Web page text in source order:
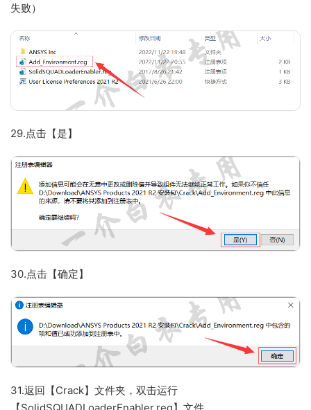
失败）
29.点击【是】
30.点击【确定】
31.返回【Crack】文件夹，双击运行
【SolidSQUADLoaderEnabler.reg】文件